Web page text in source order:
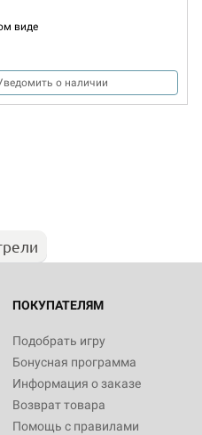
виде
о наличии
ПОКУПАТЕЛЯМ
Подобрать игру
Бонусная программа
Информация о заказе
Возврат товара
Помощь с правилами